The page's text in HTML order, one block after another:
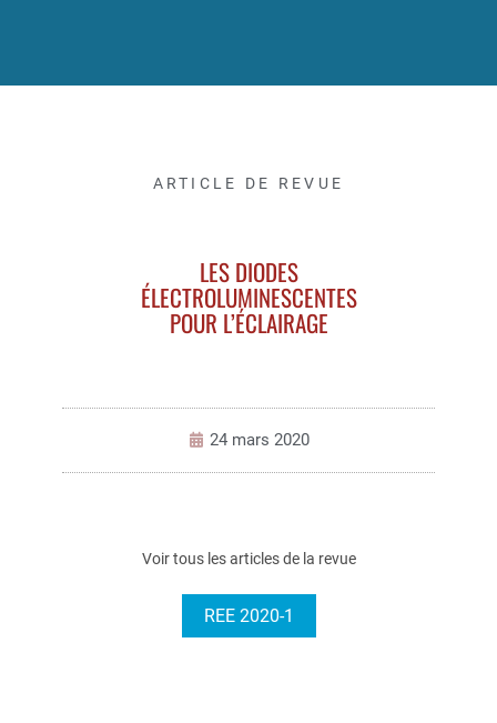
ARTICLE DE REVUE
LES DIODES
ÉLECTROLUMINESCENTES
POUR L’ÉCLAIRAGE
24 mars 2020
Voir tous les articles de la revue
REE 2020-1